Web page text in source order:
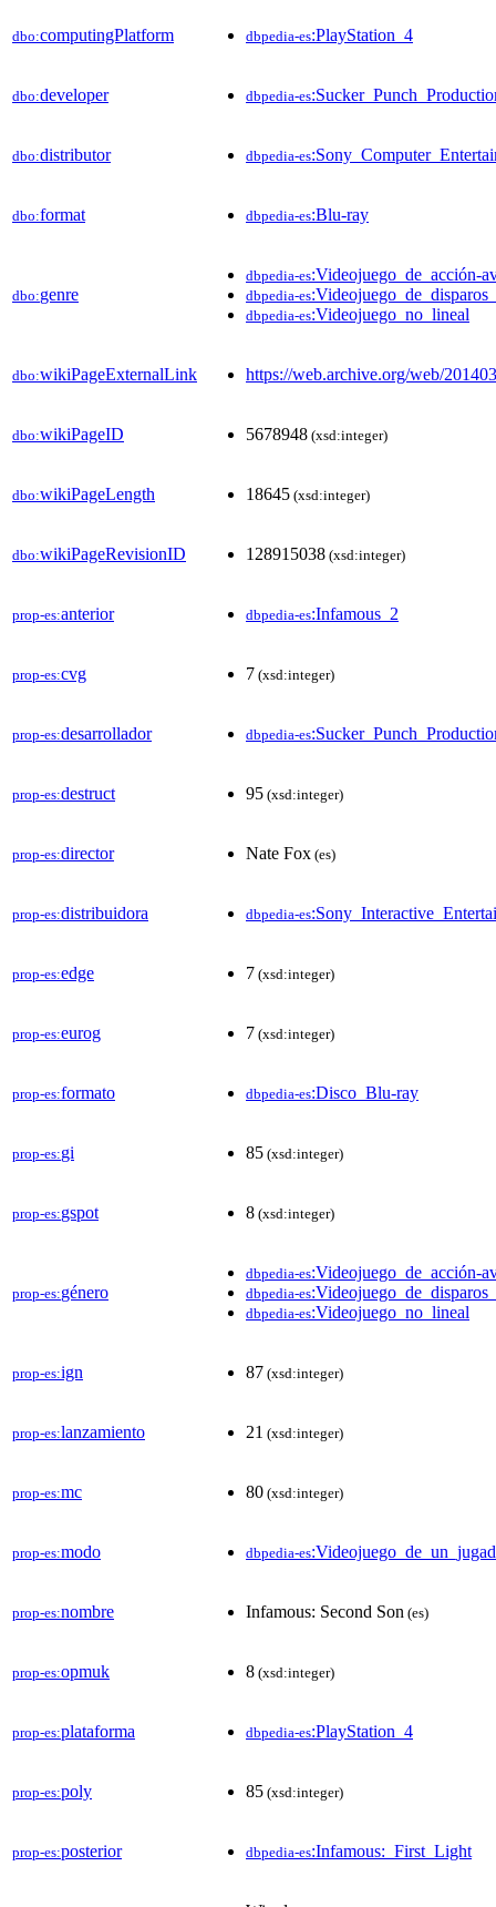
dbo:computingPlatform dbpedia-es:PlayStation_4
dbo:developer dbpedia-es
dbo:distributor dbpedia-es
dbo:format dbpedia-es:Blu-ray
dbo:genre
dbpedia-es:Videojuego_de_acción-
dbpedia-es
dbpedia-es:Videojuego_no_lineal
dbo:wikiPageExternalLink https://web.archive.org/web/
dbo:wikiPageID 5678948 (xsd:integer)
dbo:wikiPageLength 18645 (xsd:integer)
dbo:wikiPageRevisionID 128915038 (xsd:integer)
prop-es:anterior dbpedia-es:Infamous_2
prop-es:cvg 7 (xsd:integer)
prop-es:desarrollador dbpedia-es
prop-es:destruct 95 (xsd:integer)
prop-es:director Nate Fox (es)
prop-es:distribuidora dbpedia-es
prop-es:edge 7 (xsd:integer)
prop-es:eurog 7 (xsd:integer)
prop-es:formato dbpedia-es:Disco_Blu-ray
prop-es:gi 85 (xsd:integer)
prop-es:gspot 8 (xsd:integer)
prop-es:género
dbpedia-es:Videojuego_de_acción-
dbpedia-es
dbpedia-es:Videojuego_no_lineal
prop-es:ign 87 (xsd:integer)
prop-es:lanzamiento 21 (xsd:integer)
prop-es:mc 80 (xsd:integer)
prop-es:modo dbpedia-es
prop-es:nombre Infamous: Second Son (es)
prop-es:opmuk 8 (xsd:integer)
prop-es:plataforma dbpedia-es:PlayStation_4
prop-es:poly 85 (xsd:integer)
prop-es:posterior dbpedia-es:Infamous:_First_Light